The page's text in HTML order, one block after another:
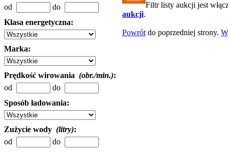
od
do
Klasa energetyczna:
Marka:
Prędkość wirowania (obr./min.):
od
do
Sposób ładowania:
Zużycie wody (litry):
od
do
Filtr listy aukcji jest
aukcji.
Powrót do poprzedniej strony.